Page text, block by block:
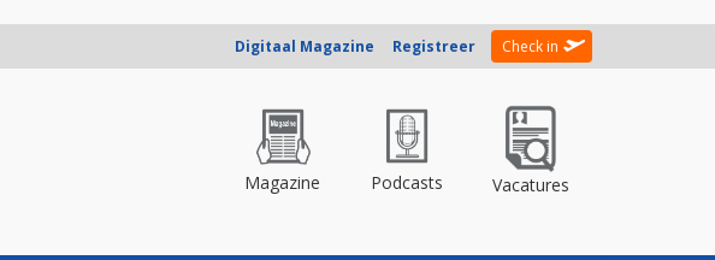
Digitaal Magazine Registreer Check in
Magazine Podcasts Vacatures